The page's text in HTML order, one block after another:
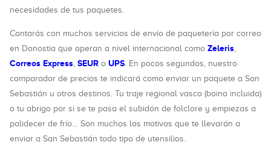
necesidades de tus paquetes.
Contarás con muchos servicios de envío de paquetería por correo
en Donostia que operan a nivel internacional como Zeleris,
Correos Express, SEUR o UPS. En pocos segundos, nuestro
comparador de precios te indicará como enviar un paquete a San
Sebastián u otros destinos. Tu traje regional vasco (boina incluida)
o tu abrigo por si se te pasa el subidón de folclore y empiezas a
palidecer de frío… Son muchos los motivos que te llevarán a
enviar a San Sebastián todo tipo de utensilios.